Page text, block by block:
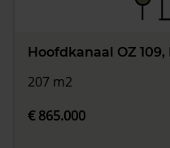
Hoofdkanaal OZ
207 m2
€ 865.000